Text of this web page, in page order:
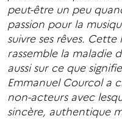
peut-être un peu
passion pour la
suivre ses rêves.
rassemble la maladie
aussi sur ce que
Emmanuel Courcol a
non-acteurs avec
sincère, authentique